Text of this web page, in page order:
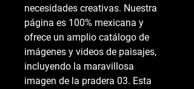
necesidades creativas. Nuestra
página es 100% mexicana y
ofrece un amplio catálogo de
imágenes y videos de paisajes,
incluyendo la maravillosa
imagen de la pradera 03. Esta